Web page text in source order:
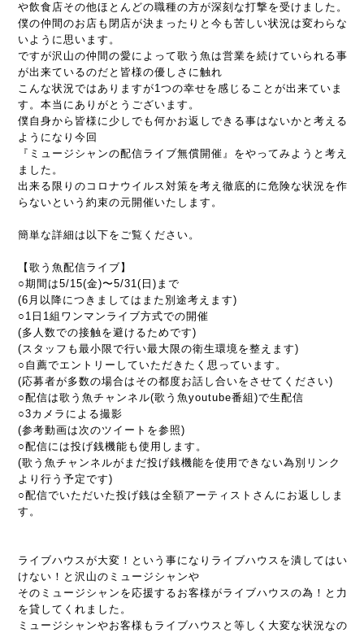
や飲食店その他ほとんどの職種の方が深刻な打撃を受けました。
僕の仲間のお店も閉店が決まったりと今も苦しい状況は変わらな
いように思います。
ですが沢山の仲間の愛によって歌う魚は営業を続けていられる事
が出来ているのだと皆様の優しさに触れ
こんな状況ではありますが1つの幸せを感じることが出来ていま
す。本当にありがとうございます。
僕自身から皆様に少しでも何かお返しできる事はないかと考える
ようになり今回
『ミュージシャンの配信ライブ無償開催』をやってみようと考え
ました。
出来る限りのコロナウイルス対策を考え徹底的に危険な状況を作
らないという約束の元開催いたします。
簡単な詳細は以下をご覧ください。
【歌う魚配信ライブ】
○期間は5/15(金)〜5/31(日)まで
(6月以降につきましてはまた別途考えます)
○1日1組ワンマンライブ方式での開催
(多人数での接触を避けるためです)
(スタッフも最小限で行い最大限の衛生環境を整えます)
○自薦でエントリーしていただきたく思っています。
(応募者が多数の場合はその都度お話し合いをさせてください)
○配信は歌う魚チャンネル(歌う魚youtube番組)で生配信
○3カメラによる撮影
(参考動画は次のツイートを参照)
○配信には投げ銭機能も使用します。
(歌う魚チャンネルがまだ投げ銭機能を使用できない為別リンク
より行う予定です)
○配信でいただいた投げ銭は全額アーティストさんにお返ししま
す。
ライブハウスが大変！という事になりライブハウスを潰してはい
けない！と沢山のミュージシャンや
そのミュージシャンを応援するお客様がライブハウスの為！と力
を貸してくれました。
ミュージシャンやお客様もライブハウスと等しく大変な状況なの